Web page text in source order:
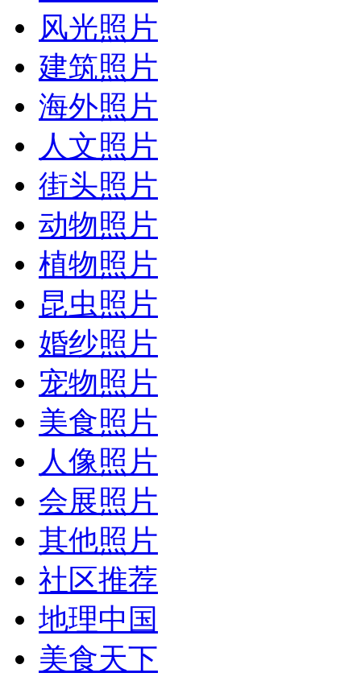
风光照片
建筑照片
海外照片
人文照片
街头照片
动物照片
植物照片
昆虫照片
婚纱照片
宠物照片
美食照片
人像照片
会展照片
其他照片
社区推荐
地理中国
美食天下